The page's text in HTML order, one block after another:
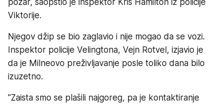
požar, saopštio je inspektor Kris Hamilton iz policije
Viktorije.
Njegov džip se bio zaglavio i nije mogao da se vozi.
Inspektor policije Velingtona, Vejn Rotvel, izjavio je
da je Milneovo preživljavanje posle toliko dana bilo
izuzetno.
"Zaista smo se plašili najgoreg, pa je kontaktiranje